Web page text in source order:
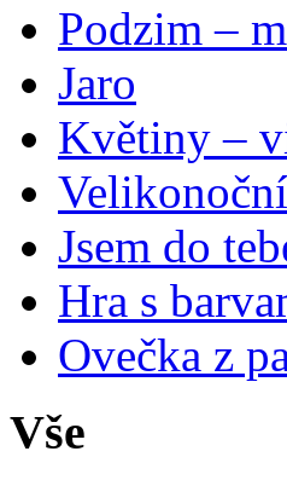
Podzim –
Jaro
Květiny –
Jsem do
Hra s
Ovečka z
Vše